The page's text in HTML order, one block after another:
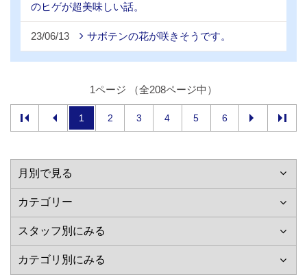
のヒゲが超美味しい話。
23/06/13 サボテンの花が咲きそうです。
1ページ （全208ページ中）
1 2 3 4 5 6